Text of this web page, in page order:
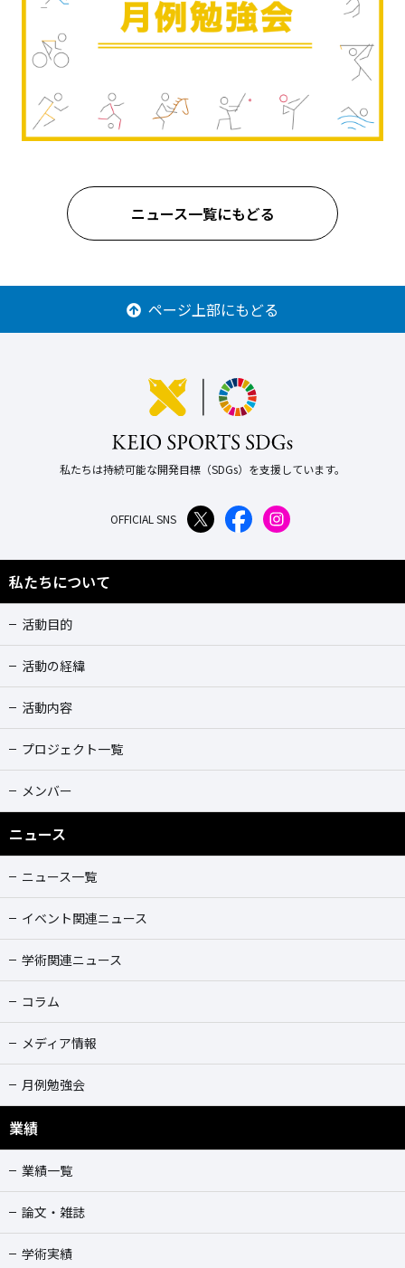
ニュース一覧にもどる
ページ上部にもどる
私たちは持続可能な開発目標（SDGs）を支援しています。
OFFICIAL SNS
私たちについて
活動目的
活動の経緯
活動内容
プロジェクト一覧
メンバー
ニュース
ニュース一覧
イベント関連ニュース
学術関連ニュース
コラム
メディア情報
月例勉強会
業績
業績一覧
論文・雑誌
学術実績